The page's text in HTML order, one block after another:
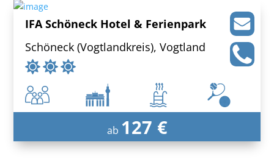
IFA Schöneck Hotel & Ferienpark
Schöneck (Vogtlandkreis), Vogtland
ab 127 €